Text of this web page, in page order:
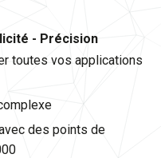
- Précision
toutes vos applications
des points de